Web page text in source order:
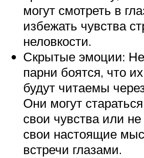
могут смотреть в
избежать чувства
неловкости.
Скрытые эмоции:
парни боятся, что
будут читаемы
Они могут
свои чувства или
свои настоящие
встречи глазами.